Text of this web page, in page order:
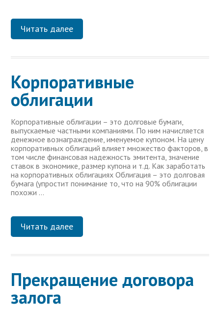
Читать далее
Корпоративные
облигации
Корпоративные облигации – это долговые бумаги,
выпускаемые частными компаниями. По ним начисляется
денежное вознаграждение, именуемое купоном. На цену
корпоративных облигаций влияет множество факторов, в
том числе финансовая надежность эмитента, значение
ставок в экономике, размер купона и т.д. Как заработать
на корпоративных облигациях Облигация – это долговая
бумага (упростит понимание то, что на 90% облигации
похожи …
Читать далее
Прекращение договора
залога